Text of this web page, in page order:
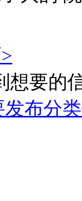
想要的
发布分